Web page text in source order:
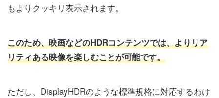
もよりクッキリ表示されます。
このため、映画などのHDRコンテンツでは、よりリア
リティある映像を楽しむことが可能です。
ただし、DisplayHDRのような標準規格に対応するわけ